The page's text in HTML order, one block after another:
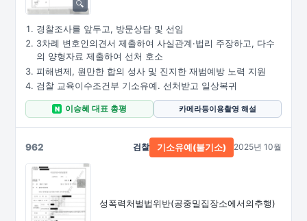
경찰조사를 앞두고, 방문상담 및 선임
3차례 변호인의견서 제출하여 사실관계·법리 주장하고, 다수
의 양형자료 제출하여 선처 호소
피해변제, 원만한 합의 성사 및 진지한 재범예방 노력 지원
검찰 교육이수조건부 기소유예. 선처받고 일상복귀
N 이승혜 대표 총평 카메라등이용촬영 해설
962
성폭력처벌법위반(공중밀집장소에서의추행)
검찰 기소유예(불기소) 2025년 10월